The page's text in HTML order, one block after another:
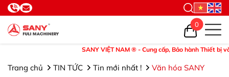
SANY VIỆT NAM ® - Cung cấp, Bảo hành Thiết bị và Phụ
0
Trang chủ TIN TỨC Tin mới nhất ! Văn hóa SANY